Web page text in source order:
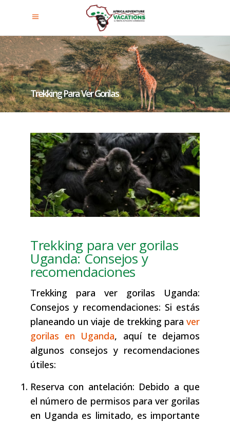
Trekking Para Ver Gorilas
Recomendaciones
Trekking para ver gorilas
Uganda: Consejos y
recomendaciones
Trekking para ver gorilas Uganda:
Consejos y recomendaciones: Si estás
planeando un viaje de trekking para ver
gorilas en Uganda, aquí te dejamos
algunos consejos y recomendaciones
útiles:
Reserva con antelación: Debido a que
el número de permisos para ver gorilas
en Uganda es limitado, es importante